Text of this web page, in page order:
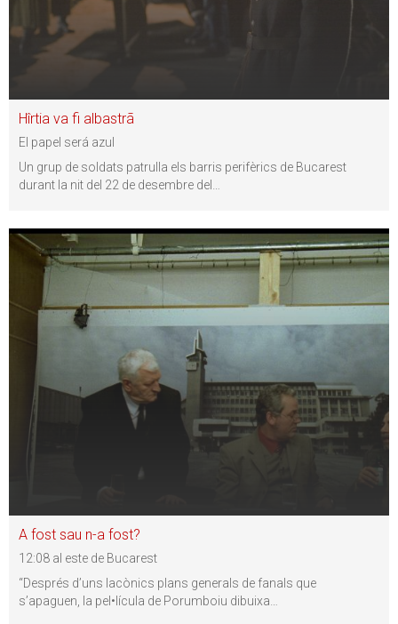
Hîrtia va fi albastrã
El papel será azul
Un grup de soldats patrulla els barris perifèrics de Bucarest
durant la nit del 22 de desembre del …
A fost sau n-a fost?
12:08 al este de Bucarest
“Després d’uns lacònics plans generals de fanals que
s’apaguen, la pel•lícula de Porumboiu dibuixa